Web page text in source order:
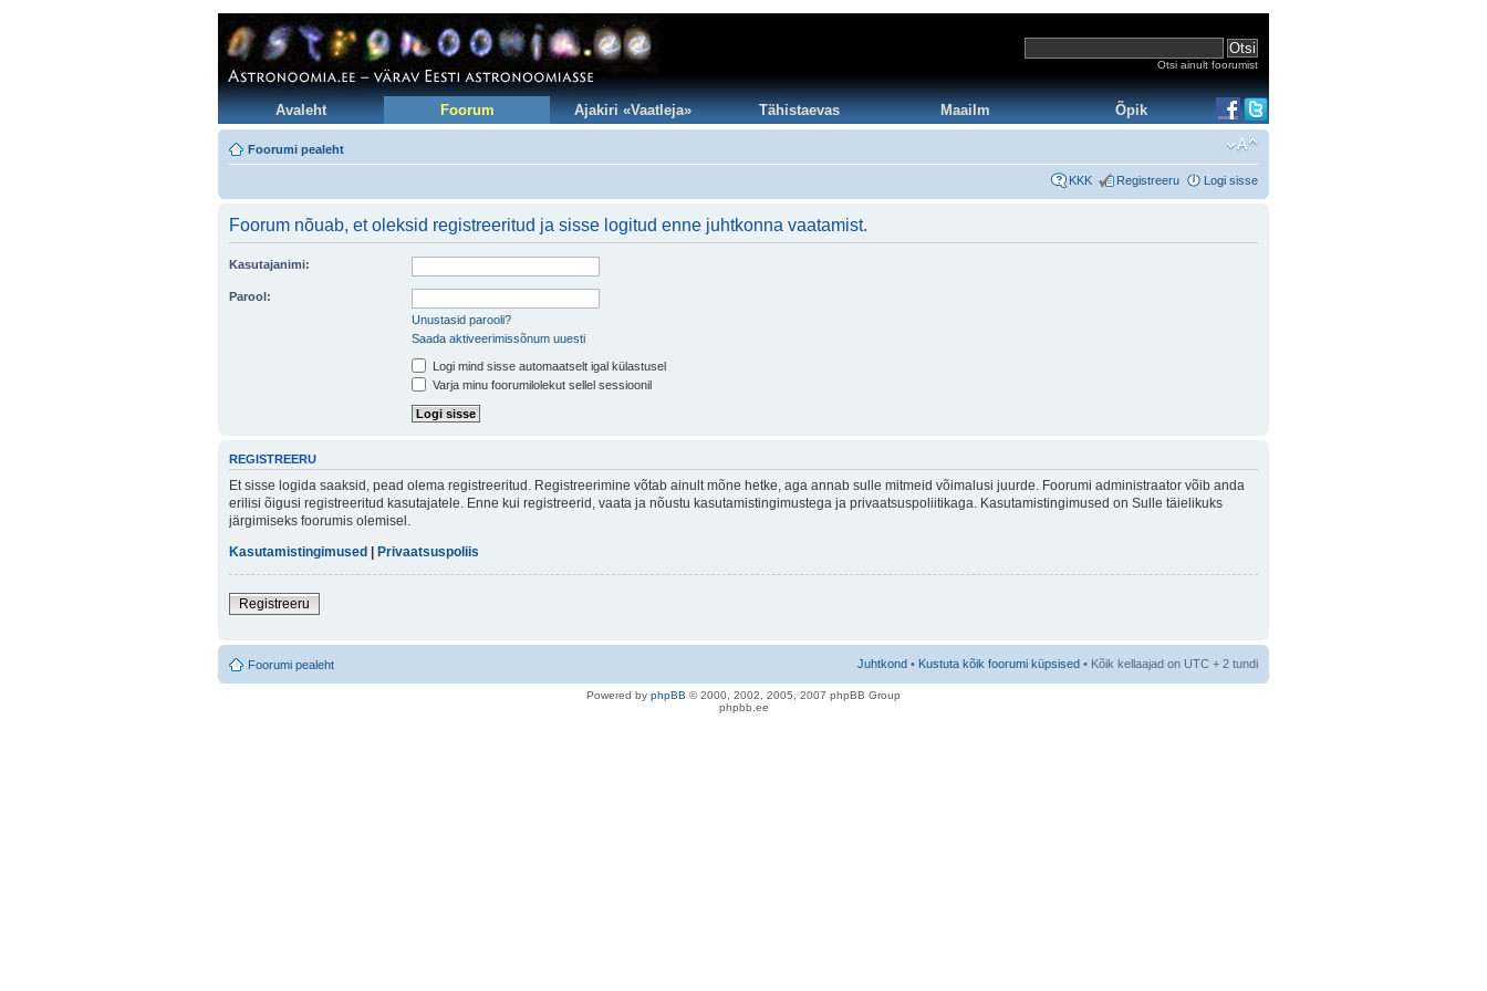
Otsi ainult foorumist
Avaleht Foorum Ajakiri «Vaatleja» Tähistaevas Maailm Õpik
Foorumi pealeht
KKK Registreeru Logi sisse
Foorum nõuab, et oleksid registreeritud ja sisse logitud enne juhtkonna vaatamist.
Kasutajanimi:
Parool:
Unustasid parooli?
Saada aktiveerimissõnum uuesti
Logi mind sisse automaatselt igal külastusel
Varja minu foorumilolekut sellel sessioonil
REGISTREERU
Et sisse logida saaksid, pead olema registreeritud. Registreerimine võtab ainult mõne hetke, aga annab sulle mitmeid võimalusi juurde. Foorumi administraator võib anda
erilisi õigusi registreeritud kasutajatele. Enne kui registreerid, vaata ja nõustu kasutamistingimustega ja privaatsuspoliitikaga. Kasutamistingimused on Sulle täielikuks
järgimiseks foorumis olemisel.
Kasutamistingimused | Privaatsuspoliis
Registreeru
Foorumi pealeht Juhtkond • Kustuta kõik foorumi küpsised • Kõik kellaajad on UTC + 2 tundi
Powered by phpBB © 2000, 2002, 2005, 2007 phpBB Group
phpbb.ee